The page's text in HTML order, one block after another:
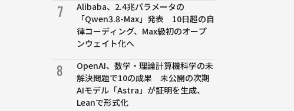
7
Alibaba、2.4兆パラメータの
「Qwen3.8-Max」発表 10日超の自
律コーディング、Max級初のオープ
ンウェイト化へ
8
OpenAI、数学・理論計算機科学の未
解決問題で10の成果 未公開の次期
AIモデル「Astra」が証明を生成、
Leanで形式化